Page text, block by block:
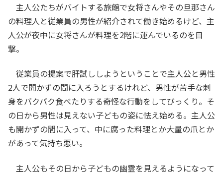
主人公たちがバイトする旅館で女将さんやその旦那さん
の料理人と従業員の男性が紹介されて働き始めるけど、主
人公が夜中に女将さんが料理を2階に運んでいるのを目
撃。
従業員の提案で肝試ししようということで主人公と男性
2人で開かずの間に入ろうとするけれど、男性が苦手な刺
身をバクバク食べたりする奇怪な行動をしてびっくり。そ
の日から男性は見えない子どもの姿に怯え始める。主人公
も開かずの間に入って、中に腐った料理とか大量の爪とか
があって気持ち悪い。
主人公もその日から子どもの幽霊を見えるようになって